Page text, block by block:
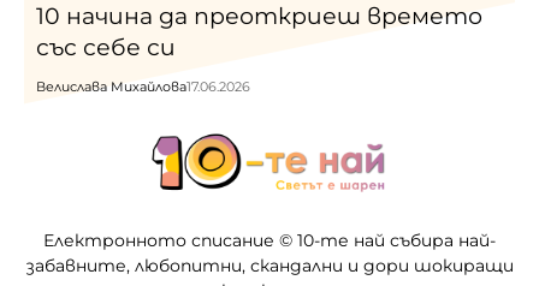
10 начина да преоткриеш времето
със себе си
Велислава Михайлова17.06.2026
Електронното списание © 10-те най събира най-
забавните, любопитни, скандални и дори шокиращи